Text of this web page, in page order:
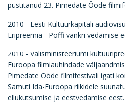
püstitanud 23. Pimedate Ööde
2010 - Eesti Kultuurkapitali
Eripreemia - Pöffi vankri vedamise
2010 - Välisministeeriumi
Euroopa filmiauhindade
Pimedate Ööde filmifestivali igati
Samuti Ida-Euroopa riikidele
ellukutsumise ja eestvedamise eest.